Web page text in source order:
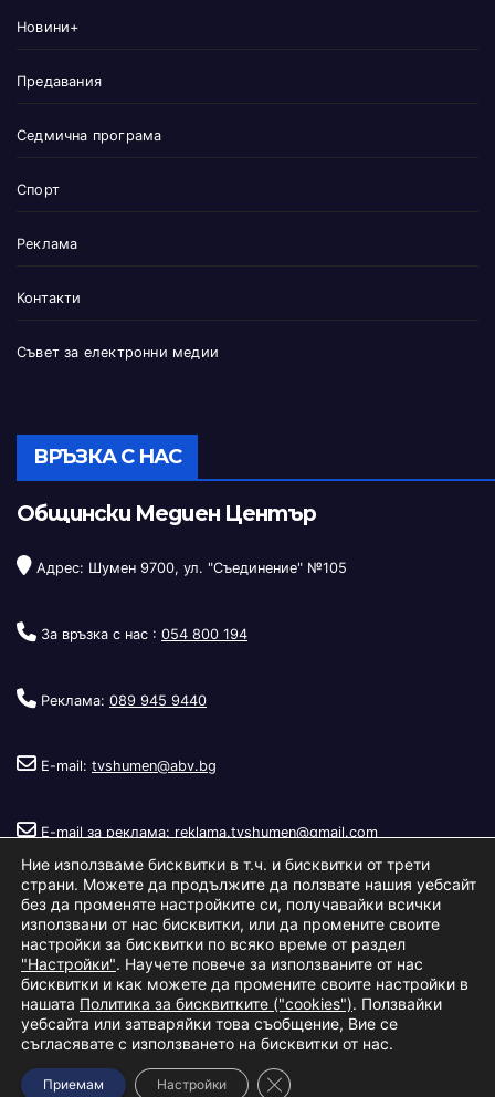
Новини+
Предавания
Седмична програма
Спорт
Реклама
Контакти
Съвет за електронни медии
ВРЪЗКА С НАС
Общински Медиен Център
Адрес: Шумен 9700, ул. "Съединение" №105
За връзка с нас : 054 800 194
Реклама: 089 945 9440
E-mail: tvshumen@abv.bg
E-mail за реклама: reklama.tvshumen@gmail.com
Copyright © 2026Телевизия Шумен.|Изработка: S.I.T Solutions
Ltd.
За насРекламаУсловия за ползване
Политика за бисквитки
Ние използваме бисквитки в т.ч. и бисквитки от трети
страни. Можете да продължите да ползвате нашия уебсайт
без да променяте настройките си, получавайки всички
използвани от нас бисквитки, или да промените своите
настройки за бисквитки по всяко време от раздел
"Настройки". Научете повече за използваните от нас
бисквитки и как можете да промените своите настройки в
нашата Политика за бисквитките ("cookies"). Ползвайки
уебсайта или затваряйки това съобщение, Вие се
съгласявате с използването на бисквитки от нас.
Приемам Настройки Close GDPR Cookie Banner